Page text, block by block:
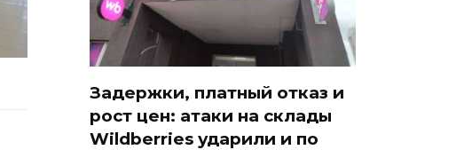
Задержки, платный отказ и
рост цен: атаки на склады
Wildberries ударили и по